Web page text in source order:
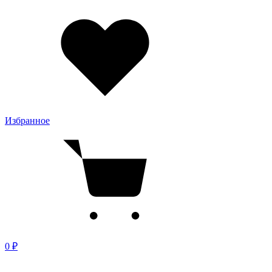
Избранное
0 ₽